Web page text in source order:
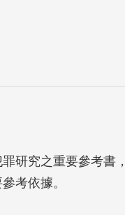
研究之重要參考書
考依據。